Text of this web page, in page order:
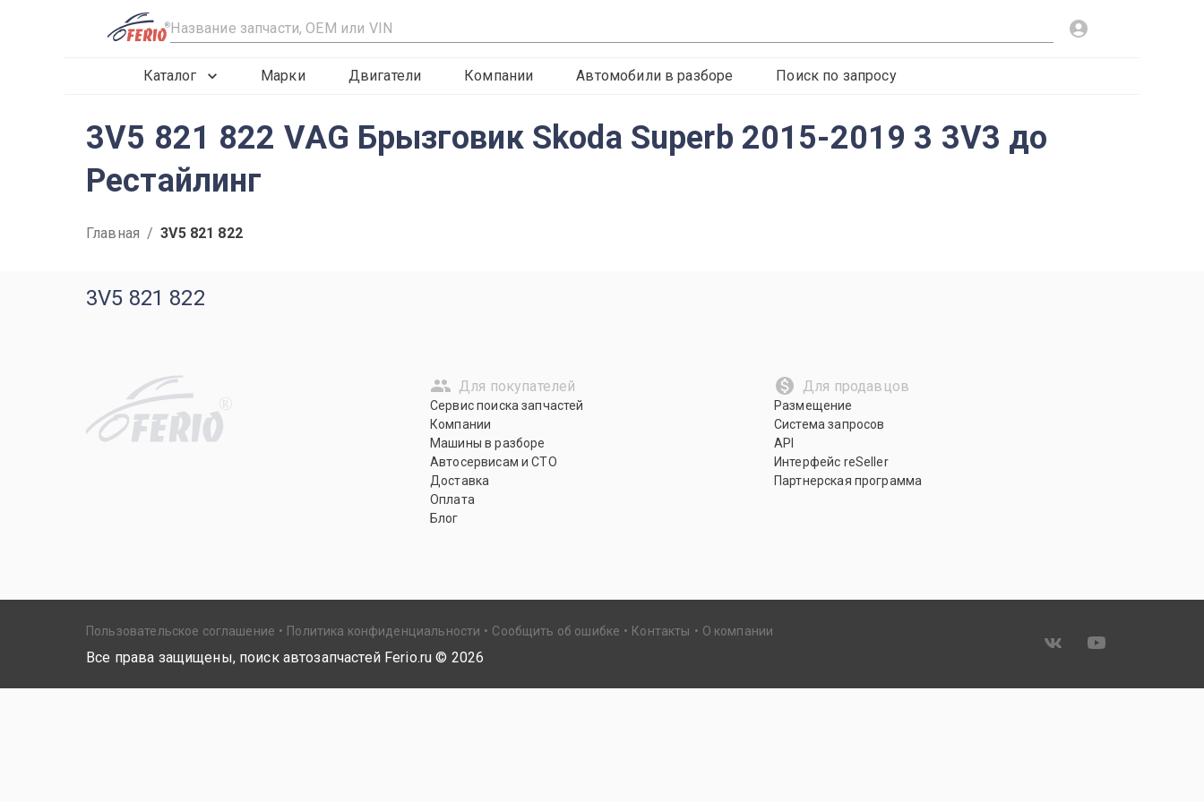
R
Каталог Марки Двигатели Компании Автомобили в разборе Поиск по запросу
3V5 821 822 VAG Брызговик Skoda Superb 2015-2019 3 3V3 до
Рестайлинг
Главная / 3V5 821 822
3V5 821 822
R
Для покупателей
Сервис поиска запчастей
Компании
Машины в разборе
Автосервисам и СТО
Доставка
Оплата
Блог
Для продавцов
Размещение
Система запросов
API
Интерфейс reSeller
Партнерская программа
Пользовательское соглашение Политика конфиденциальности Сообщить об ошибке Контакты О компании
Все права защищены, поиск автозапчастей Ferio.ru © 2026